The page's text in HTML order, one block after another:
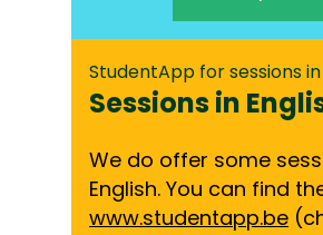
StudentApp for sessions in
Sessions in
We do offer some
English. You can find
www.studentapp.be